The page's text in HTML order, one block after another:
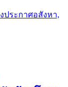
ระกาศอสังหา,